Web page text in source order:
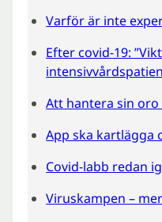
Varför är inte
Efter covid-19:
Att hantera sin
App ska kartlägga
Covid-labb redan
Viruskampen –